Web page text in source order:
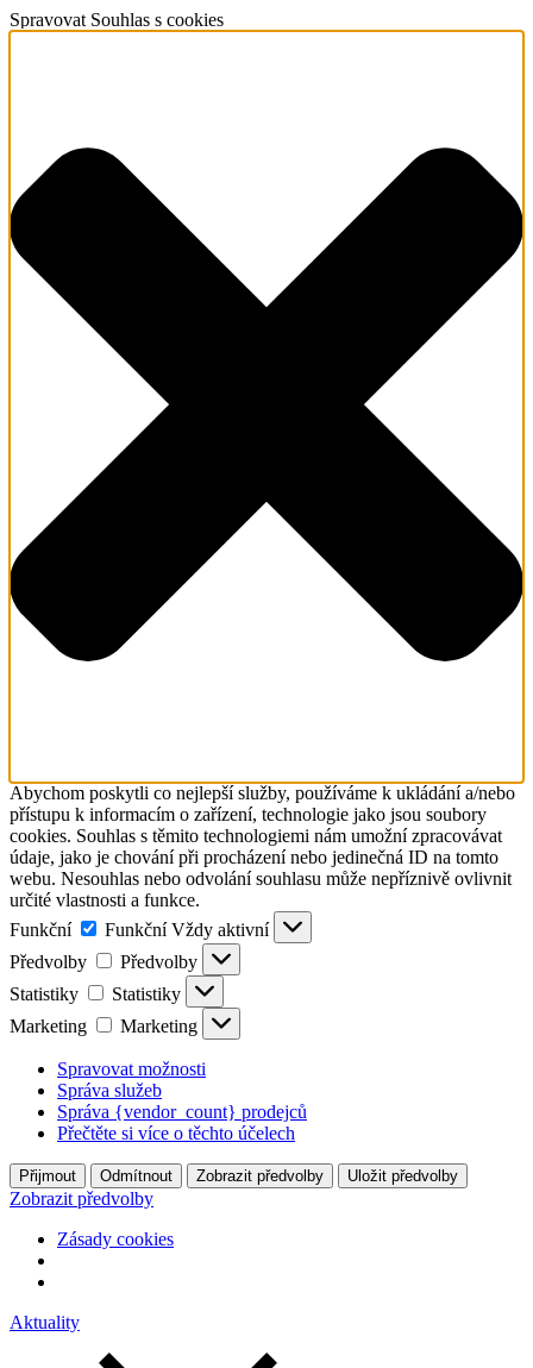
Spravovat Souhlas s cookies
Abychom poskytli co nejlepší služby, používáme k ukládání a/nebo
přístupu k informacím o zařízení, technologie jako jsou soubory
cookies. Souhlas s těmito technologiemi nám umožní zpracovávat
údaje, jako je chování při procházení nebo jedinečná ID na tomto
webu. Nesouhlas nebo odvolání souhlasu může nepříznivě ovlivnit
určité vlastnosti a funkce.
Funkční
Funkční Vždy aktivní
Předvolby
Předvolby
Statistiky
Statistiky
Marketing
Marketing
Spravovat možnosti
Správa služeb
Správa {vendor_count} prodejců
Přečtěte si více o těchto účelech
Přijmout Odmítnout Zobrazit předvolby Uložit předvolby
Zobrazit předvolby
Zásady cookies
Aktuality